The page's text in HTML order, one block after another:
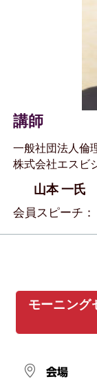
講師
一般社団法人倫
株式会社エスビ
山本 一氏
会員スピーチ
モーニング
会場